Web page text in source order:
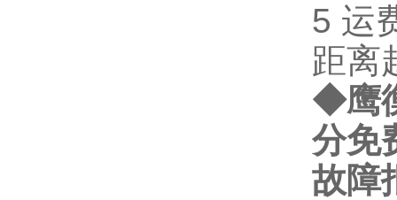
5 运
距离
◆鹰
分免
故障